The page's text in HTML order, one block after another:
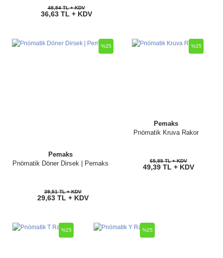
48,84 TL + KDV
36,63 TL + KDV
Pemaks
Pnömatik Döner Dirsek | Pemaks
%25
39,51 TL + KDV
29,63 TL + KDV
Pemaks
Pnömatik Kruva Rakor
%25
65,85 TL + KDV
49,39 TL + KDV
%25 %25